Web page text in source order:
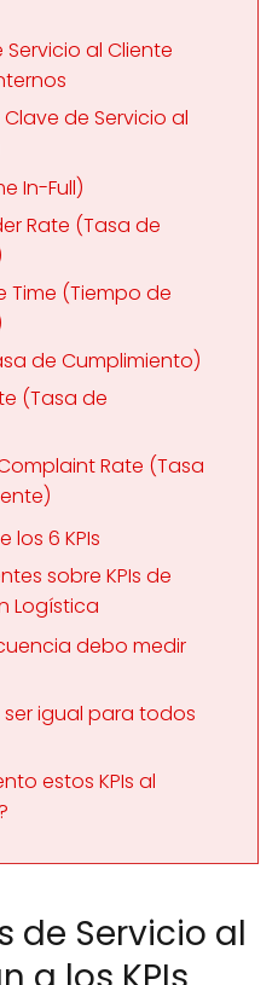
Servicio al Cliente
de Servicio al
In-Full)
Rate (Tasa de
Time (Tiempo de
de Cumplimiento)
(Tasa de
Rate (Tasa
los 6 KPIs
sobre KPIs de
Logística
debo medir
ser igual para todos
estos KPIs al
de Servicio al